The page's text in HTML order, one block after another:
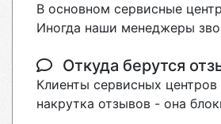
В основном сервисные
Иногда наши менеджеры
Откуда берутся
Клиенты сервисных
накрутка отзывов - она